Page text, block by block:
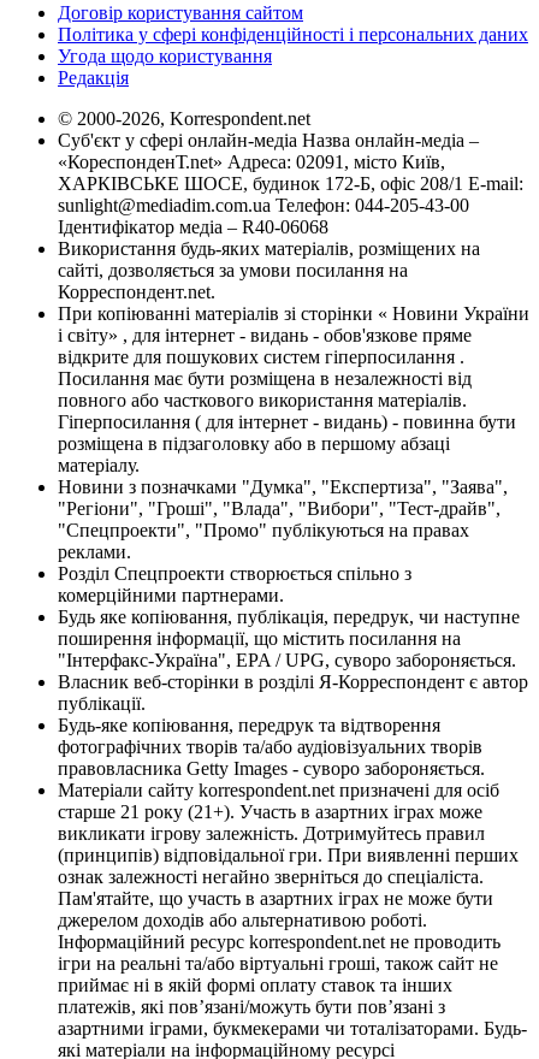
Договір користування сайтом
Політика у сфері конфіденційності і персональних даних
Угода щодо користування
Редакція
© 2000-2026, Korrespondent.net
Суб'єкт у сфері онлайн-медіа Назва онлайн-медіа –
«КореспонденТ.net» Адреса: 02091, місто Київ,
ХАРКІВСЬКЕ ШОСЕ, будинок 172-Б, офіс 208/1 E-mail:
sunlight@mediadim.com.ua Телефон: 044-205-43-00
Ідентифікатор медіа – R40-06068
Використання будь-яких матеріалів, розміщених на
сайті, дозволяється за умови посилання на
Корреспондент.net.
При копіюванні матеріалів зі сторінки « Новини України
і світу» , для інтернет - видань - обов'язкове пряме
відкрите для пошукових систем гіперпосилання .
Посилання має бути розміщена в незалежності від
повного або часткового використання матеріалів.
Гіперпосилання ( для інтернет - видань) - повинна бути
розміщена в підзаголовку або в першому абзаці
матеріалу.
Новини з позначками "Думка", "Експертиза", "Заява",
"Регіони", "Гроші", "Влада", "Вибори", "Тест-драйв",
"Спецпроекти", "Промо" публікуються на правах
реклами.
Розділ Спецпроекти створюється спільно з
комерційними партнерами.
Будь яке копіювання, публікація, передрук, чи наступне
поширення інформації, що містить посилання на
"Інтерфакс-Україна", EPA / UPG, суворо забороняється.
Власник веб-сторінки в розділі Я-Корреспондент є автор
публікації.
Будь-яке копіювання, передрук та відтворення
фотографічних творів та/або аудіовізуальних творів
правовласника Getty Images - суворо забороняється.
Матеріали сайту korrespondent.net призначені для осіб
старше 21 року (21+). Участь в азартних іграх може
викликати ігрову залежність. Дотримуйтесь правил
(принципів) відповідальної гри. При виявленні перших
ознак залежності негайно зверніться до спеціаліста.
Пам'ятайте, що участь в азартних іграх не може бути
джерелом доходів або альтернативою роботі.
Інформаційний ресурс korrespondent.net не проводить
ігри на реальні та/або віртуальні гроші, також сайт не
приймає ні в якій формі оплату ставок та інших
платежів, які пов’язані/можуть бути пов’язані з
азартними іграми, букмекерами чи тоталізаторами. Будь-
які матеріали на інформаційному ресурсі